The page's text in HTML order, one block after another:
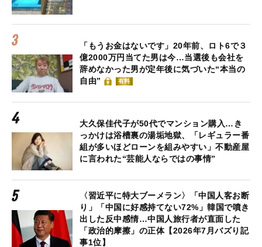
「もうお金はないです」20年前、ロト6で３
億2000万円当てた男は今…当選後も会社を
辞めなかった男が定年後に気づいた“本当の
自由”
有料
大久保佳代子が50代でマンション購入…き
っかけは浴槽裏の湯垢地獄、「レギュラー番
組が多いほどローンを組みやすい」不動産屋
に言われた“芸能人ならではの事情”
〈習近平に特大ブーメラン〉「中国人客お断
り」「中国に好感持てない72%」韓国で噴き
出した反中感情…中国人旅行者が直面した
「政治的摩擦」の正体【2026年7月バズり記
事1位】